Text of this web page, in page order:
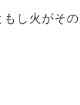
し火がそ